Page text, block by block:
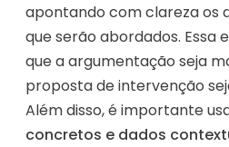
apontando com clareza os
que serão abordados.
que a argumentação seja
proposta de intervenção
Além disso, é importante
concretos e dados